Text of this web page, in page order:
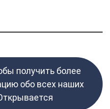
получить более
обо всех наших